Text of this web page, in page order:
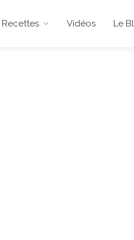
Recettes Vidéos Le